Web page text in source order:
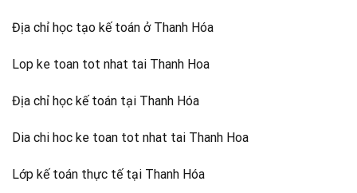
Địa chỉ học tạo kế toán ở Thanh Hóa
Lop ke toan tot nhat tai Thanh Hoa
Địa chỉ học kế toán tại Thanh Hóa
Dia chi hoc ke toan tot nhat tai Thanh Hoa
Lớp kế toán thực tế tại Thanh Hóa